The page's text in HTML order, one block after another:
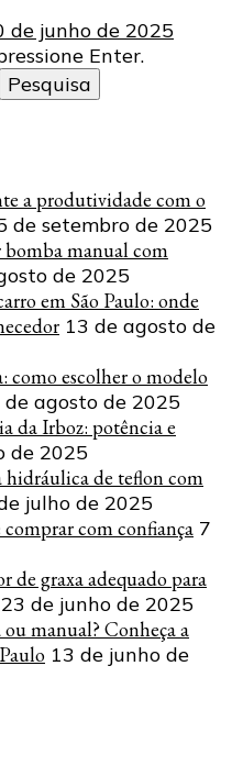
de junho de 2025
Enter.
a produtividade com o
de setembro de 2025
manual com
de 2025
em São Paulo: onde
13 de agosto de
como escolher o modelo
de agosto de 2025
da Irboz: potência e
de 2025
de teflon com
julho de 2025
com confiança 7
de graxa adequado para
23 de junho de 2025
manual? Conheça a
13 de junho de